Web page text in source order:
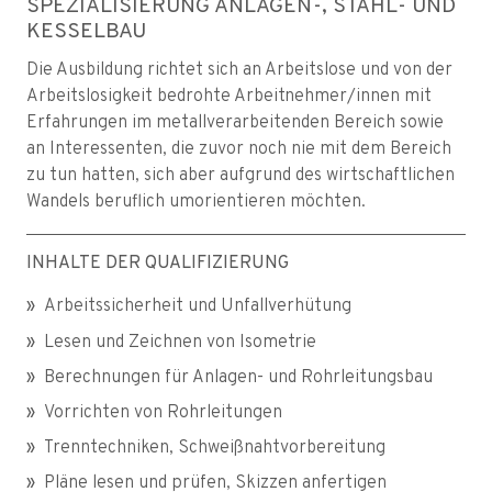
SPEZIALISIERUNG ANLAGEN-, STAHL- UND
KESSELBAU
Die Ausbildung richtet sich an Arbeitslose und von der
Arbeitslosigkeit bedrohte Arbeitnehmer/innen mit
Erfahrungen im metallverarbeitenden Bereich sowie
an Interessenten, die zuvor noch nie mit dem Bereich
zu tun hatten, sich aber aufgrund des wirtschaftlichen
Wandels beruflich umorientieren möchten.
INHALTE DER QUALIFIZIERUNG
Arbeitssicherheit und Unfallverhütung
Lesen und Zeichnen von Isometrie
Berechnungen für Anlagen- und Rohrleitungsbau
Vorrichten von Rohrleitungen
Trenntechniken, Schweißnahtvorbereitung
Pläne lesen und prüfen, Skizzen anfertigen